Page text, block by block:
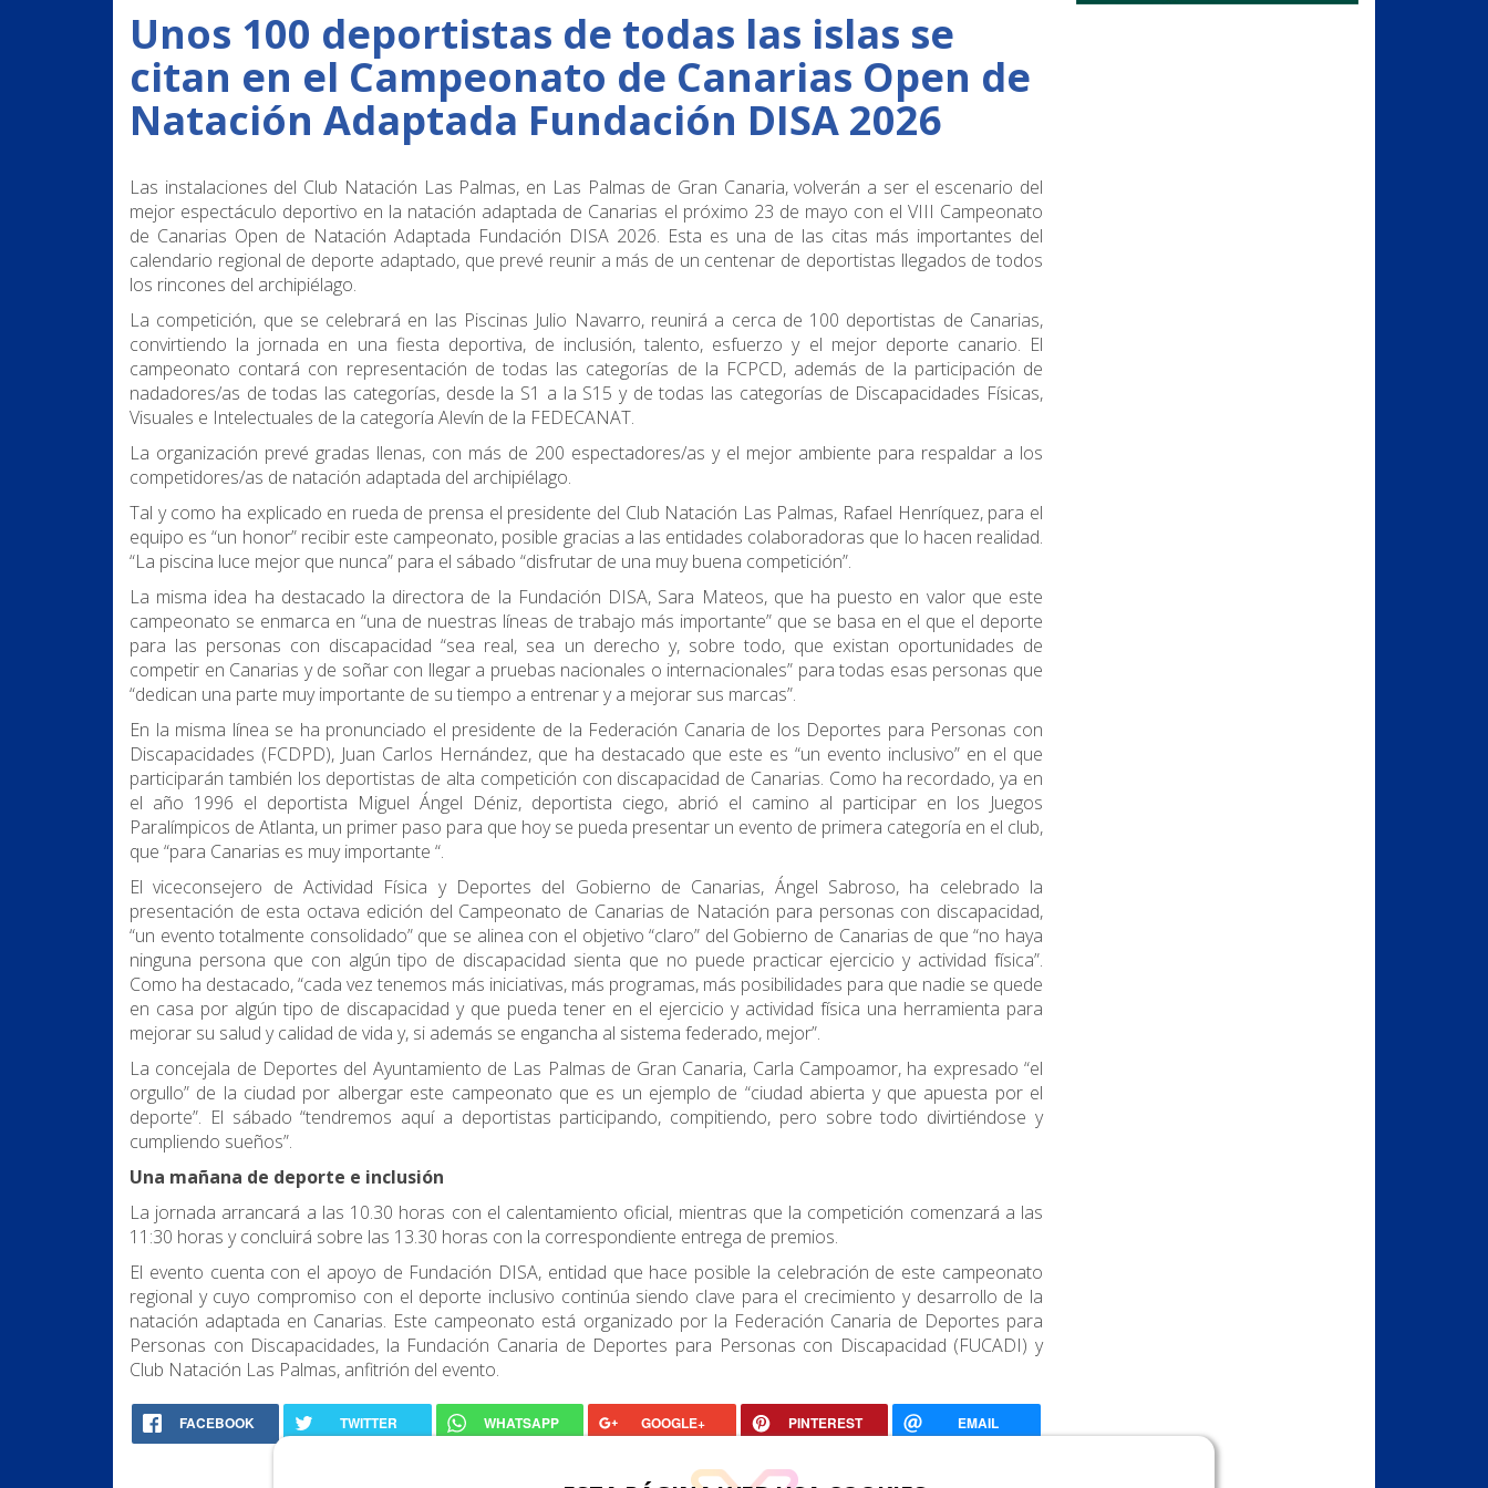
Unos 100 deportistas de todas las islas se
citan en el Campeonato de Canarias Open de
Natación Adaptada Fundación DISA 2026
Las instalaciones del Club Natación Las Palmas, en Las Palmas de Gran Canaria, volverán a ser el escenario del
mejor espectáculo deportivo en la natación adaptada de Canarias el próximo 23 de mayo con el VIII Campeonato
de Canarias Open de Natación Adaptada Fundación DISA 2026. Esta es una de las citas más importantes del
calendario regional de deporte adaptado, que prevé reunir a más de un centenar de deportistas llegados de todos
los rincones del archipiélago.
La competición, que se celebrará en las Piscinas Julio Navarro, reunirá a cerca de 100 deportistas de Canarias,
convirtiendo la jornada en una fiesta deportiva, de inclusión, talento, esfuerzo y el mejor deporte canario. El
campeonato contará con representación de todas las categorías de la FCPCD, además de la participación de
nadadores/as de todas las categorías, desde la S1 a la S15 y de todas las categorías de Discapacidades Físicas,
Visuales e Intelectuales de la categoría Alevín de la FEDECANAT.
La organización prevé gradas llenas, con más de 200 espectadores/as y el mejor ambiente para respaldar a los
competidores/as de natación adaptada del archipiélago.
Tal y como ha explicado en rueda de prensa el presidente del Club Natación Las Palmas, Rafael Henríquez, para el
equipo es “un honor” recibir este campeonato, posible gracias a las entidades colaboradoras que lo hacen realidad.
“La piscina luce mejor que nunca” para el sábado “disfrutar de una muy buena competición”.
La misma idea ha destacado la directora de la Fundación DISA, Sara Mateos, que ha puesto en valor que este
campeonato se enmarca en “una de nuestras líneas de trabajo más importante” que se basa en el que el deporte
para las personas con discapacidad “sea real, sea un derecho y, sobre todo, que existan oportunidades de
competir en Canarias y de soñar con llegar a pruebas nacionales o internacionales” para todas esas personas que
“dedican una parte muy importante de su tiempo a entrenar y a mejorar sus marcas”.
En la misma línea se ha pronunciado el presidente de la Federación Canaria de los Deportes para Personas con
Discapacidades (FCDPD), Juan Carlos Hernández, que ha destacado que este es “un evento inclusivo” en el que
participarán también los deportistas de alta competición con discapacidad de Canarias. Como ha recordado, ya en
el año 1996 el deportista Miguel Ángel Déniz, deportista ciego, abrió el camino al participar en los Juegos
Paralímpicos de Atlanta, un primer paso para que hoy se pueda presentar un evento de primera categoría en el club,
que “para Canarias es muy importante “.
El viceconsejero de Actividad Física y Deportes del Gobierno de Canarias, Ángel Sabroso, ha celebrado la
presentación de esta octava edición del Campeonato de Canarias de Natación para personas con discapacidad,
“un evento totalmente consolidado” que se alinea con el objetivo “claro” del Gobierno de Canarias de que “no haya
ninguna persona que con algún tipo de discapacidad sienta que no puede practicar ejercicio y actividad física”.
Como ha destacado, “cada vez tenemos más iniciativas, más programas, más posibilidades para que nadie se quede
en casa por algún tipo de discapacidad y que pueda tener en el ejercicio y actividad física una herramienta para
mejorar su salud y calidad de vida y, si además se engancha al sistema federado, mejor”.
La concejala de Deportes del Ayuntamiento de Las Palmas de Gran Canaria, Carla Campoamor, ha expresado “el
orgullo” de la ciudad por albergar este campeonato que es un ejemplo de “ciudad abierta y que apuesta por el
deporte”. El sábado “tendremos aquí a deportistas participando, compitiendo, pero sobre todo divirtiéndose y
cumpliendo sueños”.
Una mañana de deporte e inclusión
La jornada arrancará a las 10.30 horas con el calentamiento oficial, mientras que la competición comenzará a las
11:30 horas y concluirá sobre las 13.30 horas con la correspondiente entrega de premios.
El evento cuenta con el apoyo de Fundación DISA, entidad que hace posible la celebración de este campeonato
regional y cuyo compromiso con el deporte inclusivo continúa siendo clave para el crecimiento y desarrollo de la
natación adaptada en Canarias. Este campeonato está organizado por la Federación Canaria de Deportes para
Personas con Discapacidades, la Fundación Canaria de Deportes para Personas con Discapacidad (FUCADI) y
Club Natación Las Palmas, anfitrión del evento.
FACEBOOK TWITTER WHATSAPP GOOGLE+ PINTEREST EMAIL